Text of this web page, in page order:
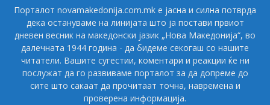
Порталот novamakedonija.com.mk е јасна и силна потврда
дека остануваме на линијата што ја постави првиот
дневен весник на македонски јазик „Нова Македонија“, во
далечната 1944 година - да бидеме секогаш со нашите
читатели. Вашите сугестии, коментари и реакции ќе ни
послужат да го развиваме порталот за да допреме до
сите што сакаат да прочитаат точна, навремена и
проверена информација.